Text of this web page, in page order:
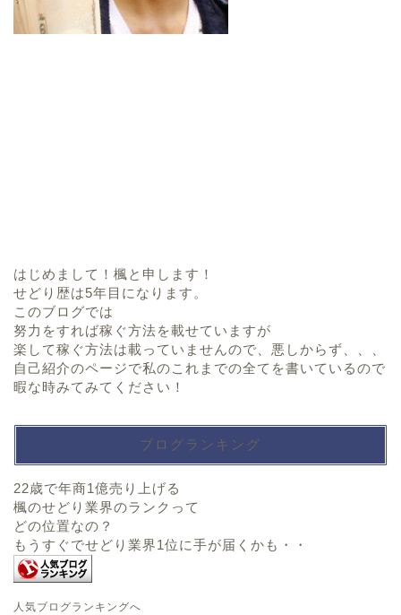
はじめまして！楓と申します！
せどり歴は5年目になります。
このブログでは
努力をすれば稼ぐ方法を載せていますが
楽して稼ぐ方法は載っていませんので、悪しからず、、、
自己紹介のページで私のこれまでの全てを書いているので
暇な時みてみてください！
ブログランキング
22歳で年商1億売り上げる
楓のせどり業界のランクって
どの位置なの？
もうすぐでせどり業界1位に手が届くかも・・
人気ブログランキングへ